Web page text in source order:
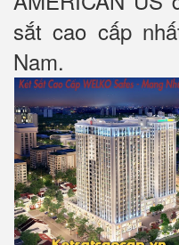
sắt cao cấp
Nam.